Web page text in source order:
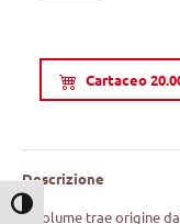
Attiva/disattiva alto
Cartaceo
Descrizione
Il volume trae origine